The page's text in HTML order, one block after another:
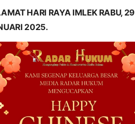
HARI RAYA IMLEK RABU, 29
2025.